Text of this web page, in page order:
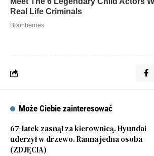
Może Ciebie zainteresować
67-latek zasnął za kierownicą. Hyundai
uderzył w drzewo. Ranna jedna osoba
(ZDJĘCIA)